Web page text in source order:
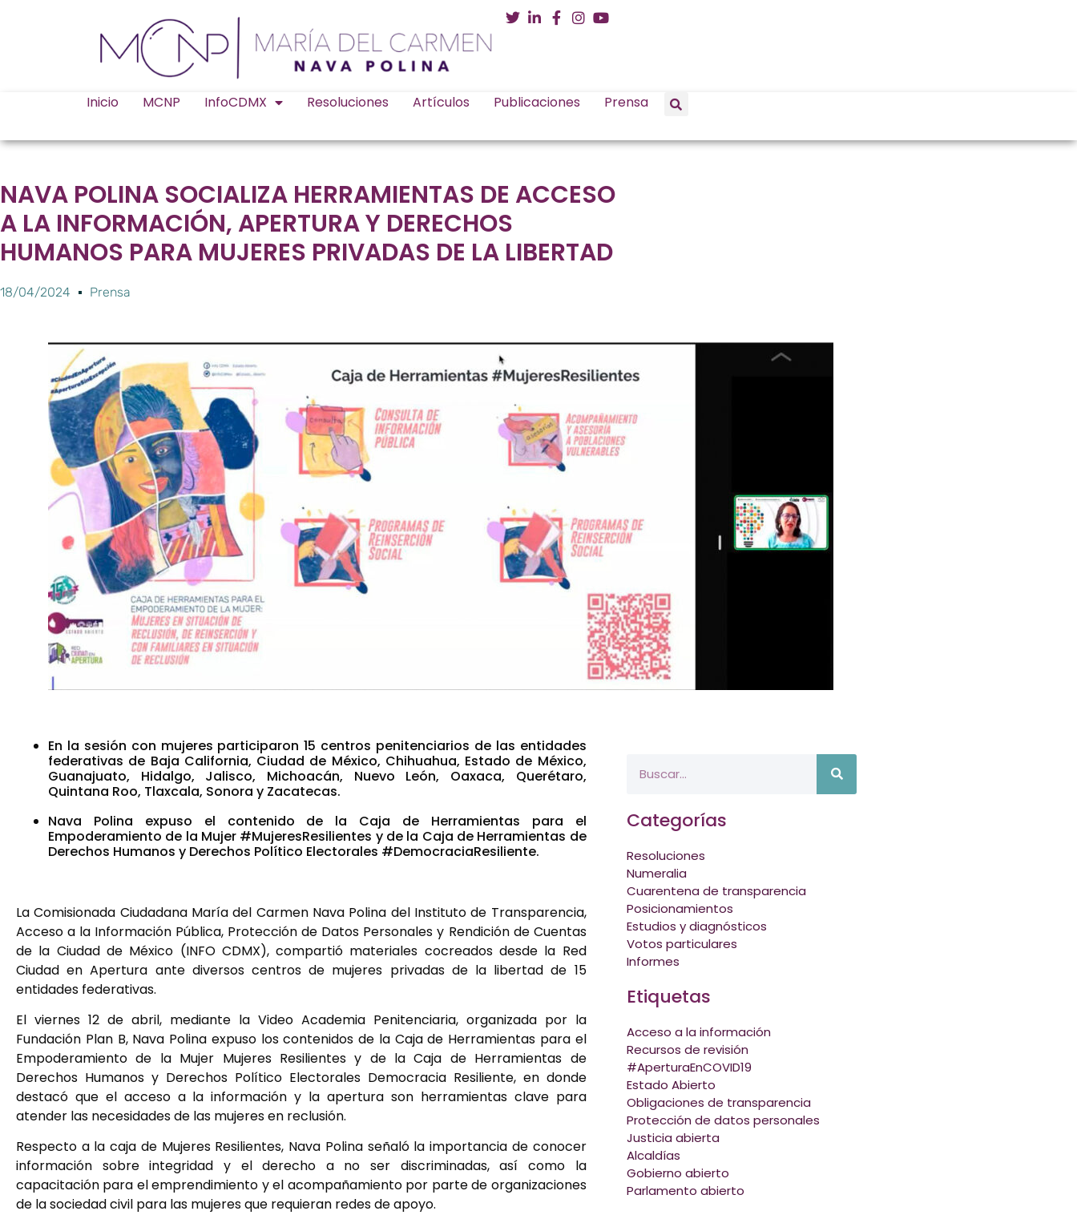
Inicio MCNP InfoCDMX Resoluciones Artículos Publicaciones Prensa
NAVA POLINA SOCIALIZA HERRAMIENTAS DE ACCESO
A LA INFORMACIÓN, APERTURA Y DERECHOS
HUMANOS PARA MUJERES PRIVADAS DE LA LIBERTAD
18/04/2024 Prensa
En la sesión con mujeres participaron 15 centros penitenciarios de las entidades
federativas de Baja California, Ciudad de México, Chihuahua, Estado de México,
Guanajuato, Hidalgo, Jalisco, Michoacán, Nuevo León, Oaxaca, Querétaro,
Quintana Roo, Tlaxcala, Sonora y Zacatecas.
Nava Polina expuso el contenido de la Caja de Herramientas para el
Empoderamiento de la Mujer #MujeresResilientes y de la Caja de Herramientas de
Derechos Humanos y Derechos Político Electorales #DemocraciaResiliente.
La Comisionada Ciudadana María del Carmen Nava Polina del Instituto de Transparencia,
Acceso a la Información Pública, Protección de Datos Personales y Rendición de Cuentas
de la Ciudad de México (INFO CDMX), compartió materiales cocreados desde la Red
Ciudad en Apertura ante diversos centros de mujeres privadas de la libertad de 15
entidades federativas.
El viernes 12 de abril, mediante la Video Academia Penitenciaria, organizada por la
Fundación Plan B, Nava Polina expuso los contenidos de la Caja de Herramientas para el
Empoderamiento de la Mujer Mujeres Resilientes y de la Caja de Herramientas de
Derechos Humanos y Derechos Político Electorales Democracia Resiliente, en donde
destacó que el acceso a la información y la apertura son herramientas clave para
atender las necesidades de las mujeres en reclusión.
Respecto a la caja de Mujeres Resilientes, Nava Polina señaló la importancia de conocer
información sobre integridad y el derecho a no ser discriminadas, así como la
capacitación para el emprendimiento y el acompañamiento por parte de organizaciones
de la sociedad civil para las mujeres que requieran redes de apoyo.
Categorías
Resoluciones
Numeralia
Cuarentena de transparencia
Posicionamientos
Estudios y diagnósticos
Votos particulares
Informes
Etiquetas
Acceso a la información
Recursos de revisión
#AperturaEnCOVID19
Estado Abierto
Obligaciones de transparencia
Protección de datos personales
Justicia abierta
Alcaldías
Gobierno abierto
Parlamento abierto